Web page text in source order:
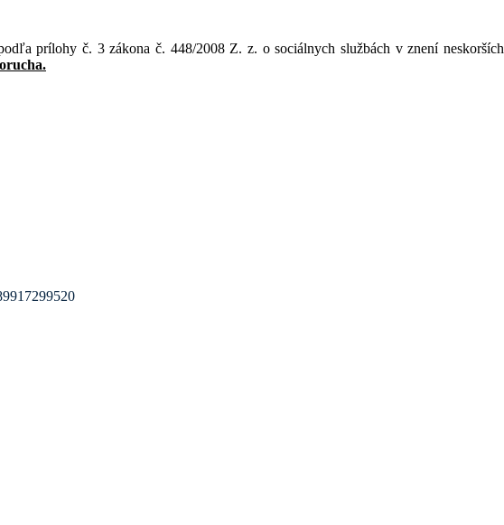
prílohy č. 3 zákona č. 448/2008 Z. z. o sociálnych službách v znení neskorších